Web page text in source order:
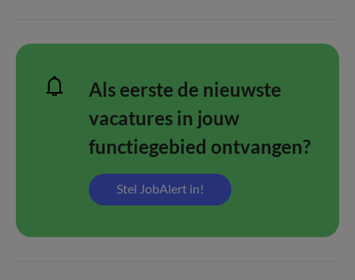
Als eerste de nieuwste
vacatures in jouw
functiegebied ontvangen?
Stel JobAlert in!